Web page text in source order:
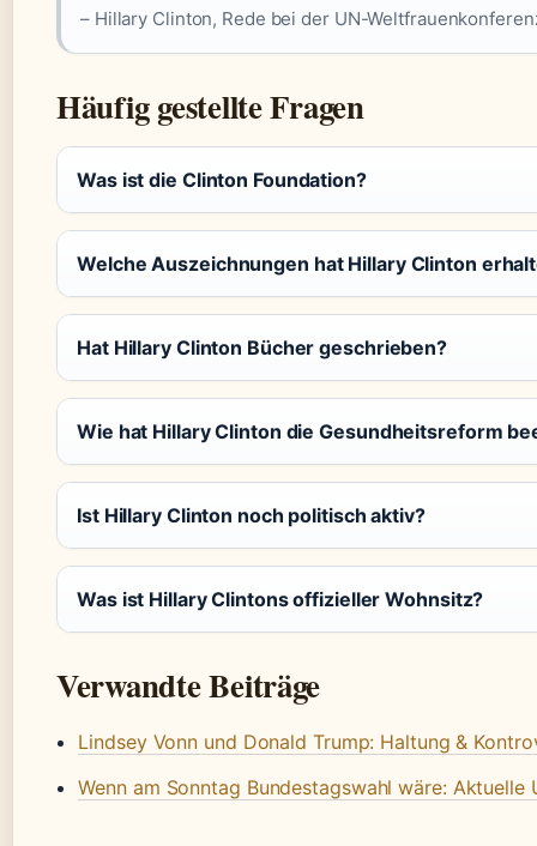
– Hillary Clinton, Rede bei der UN-
Häufig gestellte Fragen
Was ist die Clinton Foundation?
Welche Auszeichnungen hat Hillary Clinton
Hat Hillary Clinton Bücher geschrieben?
Wie hat Hillary Clinton die Gesundheitsreform
Ist Hillary Clinton noch politisch aktiv?
Was ist Hillary Clintons offizieller Wohnsitz?
Verwandte Beiträge
Lindsey Vonn und Donald Trump: Haltung &
Wenn am Sonntag Bundestagswahl wäre: Aktuelle